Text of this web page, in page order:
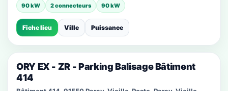
90 kW 2 connecteurs 90 kW
Fiche lieu Ville Puissance
ORY EX - ZR - Parking Balisage Bâtiment
414